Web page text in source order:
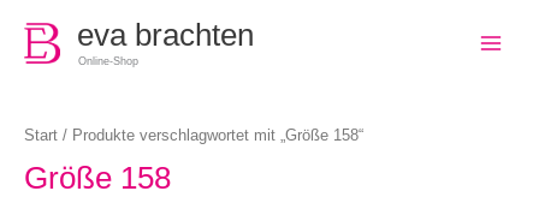
eva brachten
Online-Shop
Start / Produkte verschlagwortet mit „Größe 158“
Größe 158